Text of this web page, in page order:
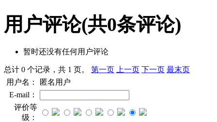
用户评论(共0条评论)
暂时还没有任何用户评论
总计 0 个记录，共 1 页。 第一页 上一页 下一页 最末页
用户名：
匿名用户
E-mail：
评价等
级：